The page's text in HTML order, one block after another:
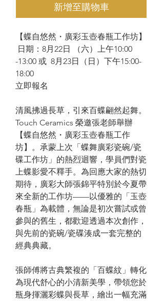
新增至購物車
【蝶自悠然・廣彩玉壺春瓶工作坊】
日期：8月22日 （六）上午10:00
-13:00 或 8月23日（日）下午15:00-
18:00
立即報名
清風拂過長草，引來百蝶翩然起舞。
Touch Ceramics 榮邀張老師舉辦
【蝶自悠然・廣彩玉壺春瓶工作
坊】。承蒙上次「蝶舞廣彩瓷碗/瓷
碟工作坊」的熱烈迴響，學員們對瓷
上蝶影愛不釋手。為回應大家的熱切
期待，廣彩大師張錦平特別於今夏帶
來全新的工作坊——以優雅的「玉壺
春瓶」為載體，無論是初次嘗試或曾
參與的舊生，都歡迎透過本次創作，
與先前的瓷碗/瓷碟湊成一套完整的
經典典藏。
張師傅將古典繁複的「百蝶紋」轉化
為現代舒心的小清新美學，帶領您於
瓶身揮灑彩蝶與長草，繪出一幅充滿